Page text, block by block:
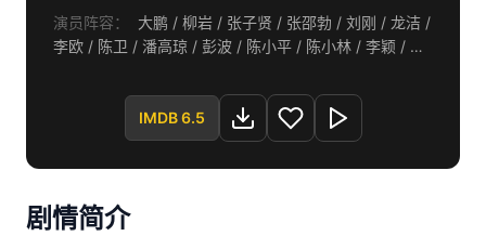
演员阵容：
大鹏 / 柳岩 / 张子贤 / 张邵勃 / 刘刚 / 龙洁 /
李欧 / 陈卫 / 潘高琼 / 彭波 / 陈小平 / 陈小林 / 李颖 / 李
季子裕 / 潘文佳 / 李季 / 李天然 / 米罗 / 孔江淮
IMDB 6.5
剧情简介